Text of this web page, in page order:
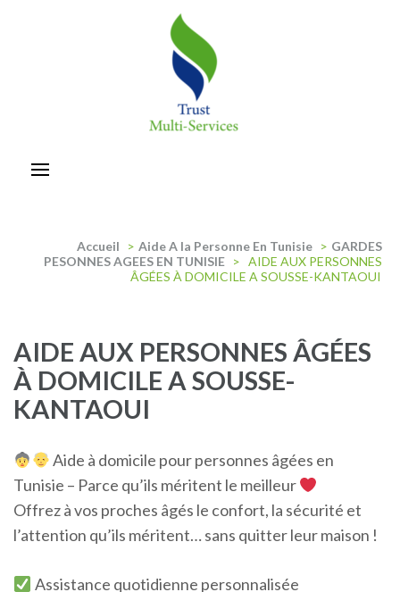
Accueil > Aide A la Personne En Tunisie > GARDES
PESONNES AGEES EN TUNISIE > AIDE AUX PERSONNES
ÂGÉES À DOMICILE A SOUSSE-KANTAOUI
AIDE AUX PERSONNES ÂGÉES
À DOMICILE A SOUSSE-
KANTAOUI
Aide à domicile pour personnes âgées en
Tunisie – Parce qu’ils méritent le meilleur
Offrez à vos proches âgés le confort, la sécurité et
l’attention qu’ils méritent… sans quitter leur maison !
Assistance quotidienne personnalisée